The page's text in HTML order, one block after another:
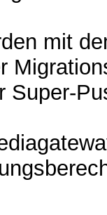
mit
Super-